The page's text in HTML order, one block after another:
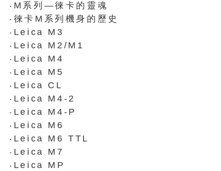
‧M系列—徠卡的靈魂
‧徠卡M系列機身的歷史
‧Leica M3
‧Leica M2/M1
‧Leica M4
‧Leica M5
‧Leica CL
‧Leica M4-2
‧Leica M4-P
‧Leica M6
‧Leica M6 TTL
‧Leica M7
‧Leica MP